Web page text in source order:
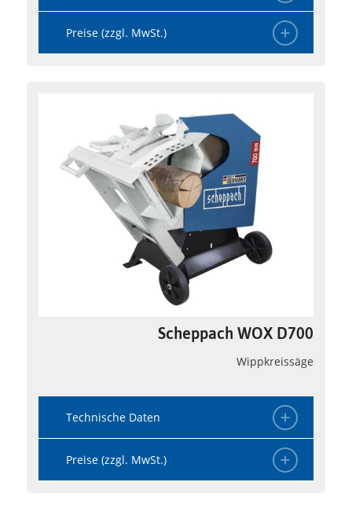
Preise (zzgl. MwSt.)
Scheppach WOX D700
Wippkreissäge
Technische Daten
Preise (zzgl. MwSt.)